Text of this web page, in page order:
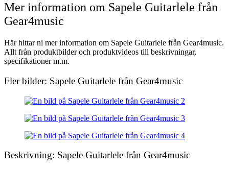
Mer information om Sapele Guitarlele från
Gear4music
Här hittar ni mer information om Sapele Guitarlele från Gear4music.
Allt från produktbilder och produktvideos till beskrivningar,
specifikationer m.m.
Fler bilder: Sapele Guitarlele från Gear4music
Beskrivning: Sapele Guitarlele från Gear4music